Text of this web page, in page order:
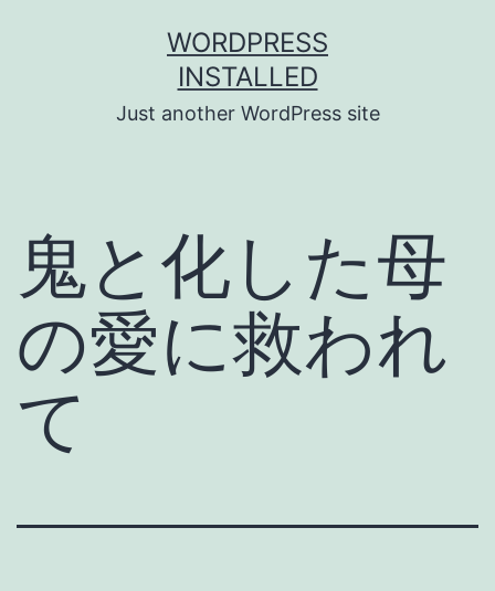
WORDPRESS
INSTALLED
Just another WordPress site
鬼と化した母
の愛に救われ
て